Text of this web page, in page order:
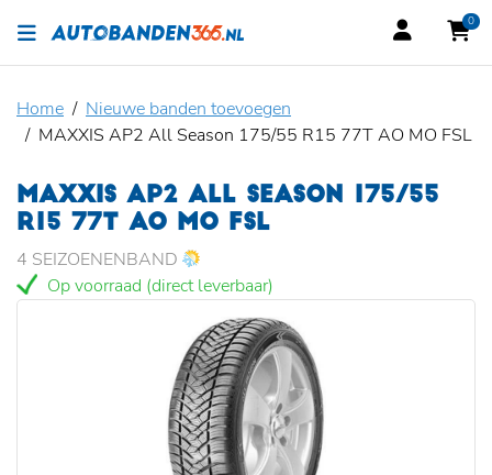
0
Home
Nieuwe banden toevoegen
MAXXIS AP2 All Season 175/55 R15 77T AO MO FSL
MAXXIS AP2 ALL SEASON 175/55
R15 77T AO MO FSL
4 SEIZOENENBAND
Op voorraad (direct leverbaar)